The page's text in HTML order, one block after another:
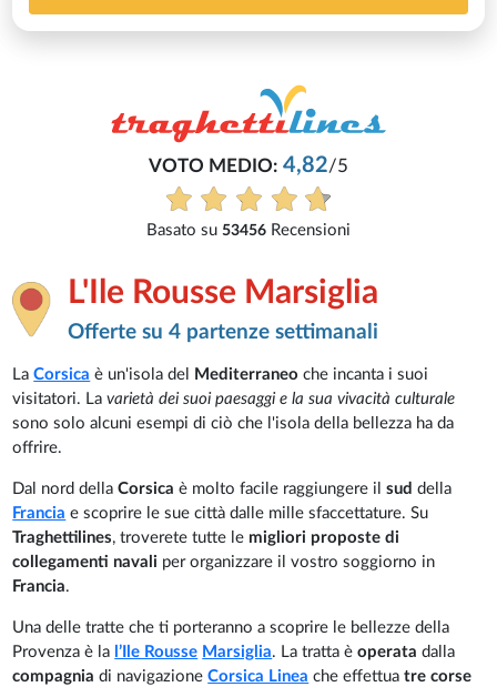
L'Ile Rousse Marsiglia
Offerte su 4 partenze settimanali
LaCorsica è un'isola del Mediterraneo che incanta i suoi
visitatori. Lavarietà dei suoi paesaggi e la sua vivacità culturale
sono solo alcuni esempi di ciò che l'isola della bellezza ha da
offrire.
Dal nord dellaCorsica è molto facile raggiungere ilsud della
Francia e scoprire le sue città dalle mille sfaccettature. Su
Traghettilines, troverete tutte le migliori proposte di
collegamenti navali per organizzare il vostro soggiorno in
Francia.
Una delle tratte che ti porteranno a scoprire le bellezze della
Provenza è la l’Ile Rousse Marsiglia. La tratta è operata dalla
compagnia di navigazioneCorsica Linea che effettuatre corse